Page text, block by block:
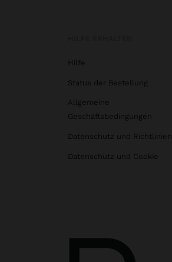
Hilfe
Status der Bestellung
Allgemeine
Geschäftsbedingungen
Datenschutz und Richtlinien
Datenschutz und Cookie